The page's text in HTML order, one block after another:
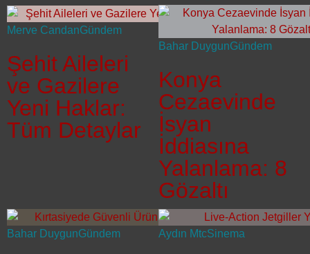
Merve CandanGündem
Şehit Aileleri
ve Gazilere
Yeni Haklar:
Tüm Detaylar
Bahar DuygunGündem
Konya
Cezaevinde
İsyan
İddiasına
Yalanlama: 8
Gözaltı
Bahar DuygunGündem Aydın MtcSinema